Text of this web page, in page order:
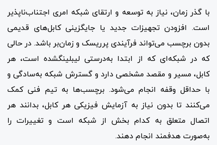
با گذر زمان، نیاز به توسعه و ارتقای شبکه امری اجتناب‌ناپذیر
است. افزودن تجهیزات جدید یا جایگزینی کابل‌های قدیمی
بدون برچسب می‌تواند فرآیندی پرریسک و زمان‌بر باشد. در حالی
که در شبکه‌ای که از ابتدا به‌درستی لیبلینگشده است، هر
کابل، مسیر و مقصد مشخصی دارد و گسترش شبکه به‌سادگی و
با حداقل وقفه انجام می‌شود. برچسب‌ها به تیم فنی کمک
می‌کنند تا بدون نیاز به آزمایش فیزیکی هر کابل، بدانند هر
اتصال متعلق به کدام بخش از شبکه است و تغییرات را
به‌صورت هدفمند انجام دهند.